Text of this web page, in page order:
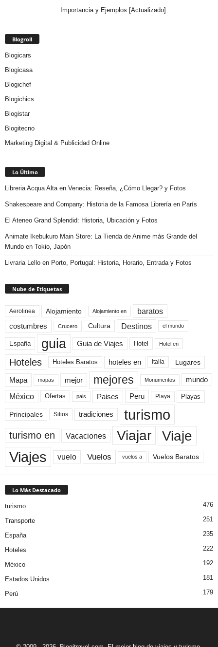
Importancia y Ejemplos [Actualizado]
Blogroll
Blogicars
Blogicasa
Blogichef
Blogichics
Blogistar
Blogitecno
Marketing Digital & Publicidad Online
Lo Último
Libreria Acqua Alta en Venecia: Reseña, ¿Cómo Llegar? y Fotos
Shakespeare and Company: Historia de la Famosa Librería en París
El Ateneo Grand Splendid: Historia, Ubicación y Fotos
Animate Ikebukuro Main Store: La Tienda de Anime más Grande del
Mundo en Tokio, Japón
Livraria Lello en Porto, Portugal: Historia, Horario, Entrada y Fotos
Nube de Etiquetas
Aerolinea Alojamiento Alojamiento en baratos
costumbres Crucero Cultura Destinos el mundo
España guia Guia de Viajes Hotel Hotel en
Hoteles Hoteles Baratos hoteles en Italia Lugares
Mapa mapas mejor mejores Monumentos mundo
México Ofertas pais Paises Peru Playa Playas
Principales Sitios tradiciones turismo
turismo en Vacaciones Viajar Viaje
Viajes vuelo Vuelos vuelos a Vuelos Baratos
Lo Más Destacado
turismo 476
Transporte 251
España 235
Hoteles 222
México 192
Estados Unidos 181
Perú 179